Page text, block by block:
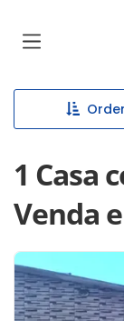
1 Casa
Venda